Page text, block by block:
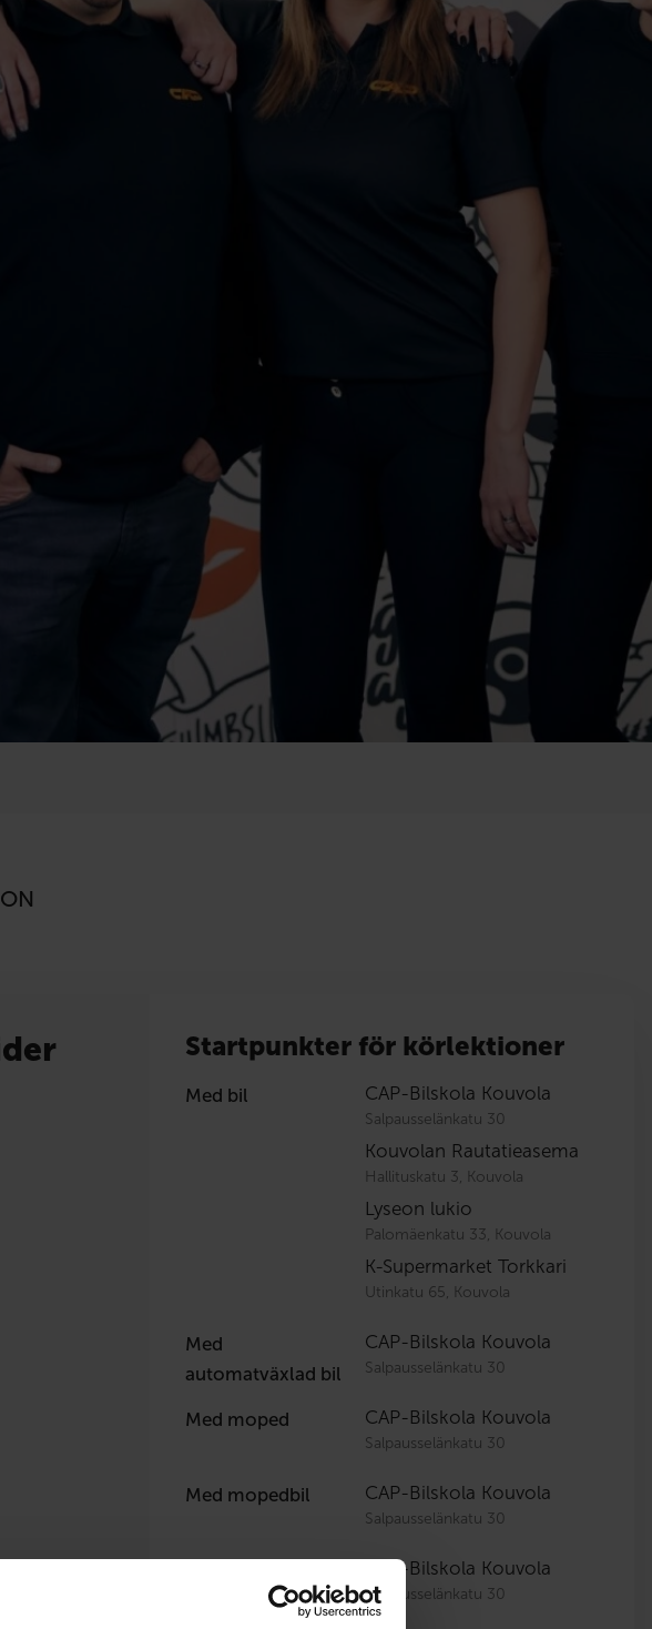
Startpunkter för körlektioner
Med bil CAP-Bilskola Kouvola
Salpausselänkatu 30
Kouvolan Rautatieasema
Hallituskatu 3, Kouvola
Lyseon lukio
Palomäenkatu 33, Kouvola
K-Supermarket Torkkari
Utinkatu 65, Kouvola
Med
automatväxlad bil
CAP-Bilskola Kouvola
Salpausselänkatu 30
Med moped CAP-Bilskola Kouvola
Salpausselänkatu 30
Med mopedbil CAP-Bilskola Kouvola
Salpausselänkatu 30
CAP-Bilskola Kouvola
Salpausselänkatu 30